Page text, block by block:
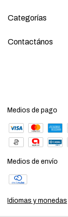
Categorías
Contactános
Medios de pago
Medios de envío
Idiomas y monedas